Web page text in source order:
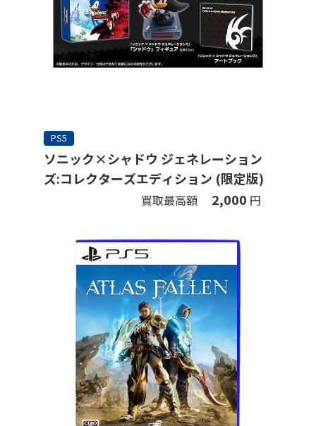
PS5
ソニック×シャドウ ジェネレーション
ズ:コレクターズエディション (限定版)
買取最高額 2,000 円